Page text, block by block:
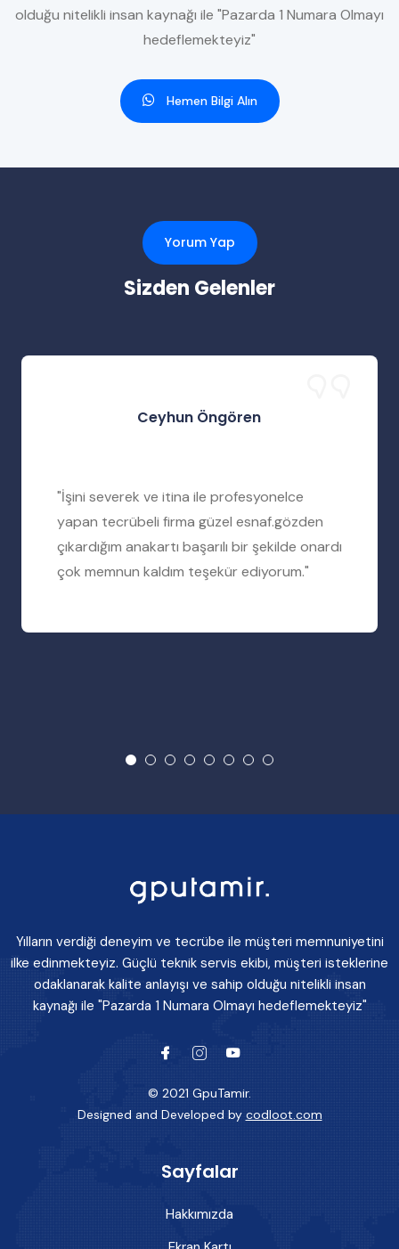
olduğu nitelikli insan kaynağı ile "Pazarda 1 Numara Olmayı
hedeflemekteyiz"
Hemen Bilgi Alın
Yorum Yap
Sizden Gelenler
Ceyhun Öngören
"İşini severek ve itina ile profesyonelce
yapan tecrübeli firma güzel esnaf.gözden
çıkardığım anakartı başarılı bir şekilde onardı
çok memnun kaldım teşekür ediyorum."
Yılların verdiği deneyim ve tecrübe ile müşteri memnuniyetini
ilke edinmekteyiz. Güçlü teknik servis ekibi, müşteri isteklerine
odaklanarak kalite anlayışı ve sahip olduğu nitelikli insan
kaynağı ile "Pazarda 1 Numara Olmayı hedeflemekteyiz"
© 2021 GpuTamir.
Designed and Developed by codloot.com
Sayfalar
Hakkımızda